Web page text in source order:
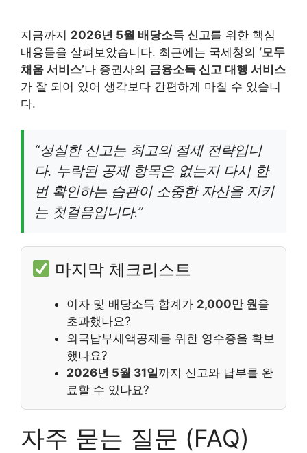
지금까지 2026년 5월 배당소득 신고를 위한 핵심
내용들을 살펴보았습니다. 최근에는 국세청의 ‘모두
채움 서비스’나 증권사의 금융소득 신고 대행 서비스
가 잘 되어 있어 생각보다 간편하게 마칠 수 있습니
다.
“성실한 신고는 최고의 절세 전략입니
다. 누락된 공제 항목은 없는지 다시 한
번 확인하는 습관이 소중한 자산을 지키
는 첫걸음입니다.”
마지막 체크리스트
이자 및 배당소득 합계가 2,000만 원을
초과했나요?
외국납부세액공제를 위한 영수증을 확보
했나요?
2026년 5월 31일까지 신고와 납부를 완
료할 수 있나요?
자주 묻는 질문 (FAQ)